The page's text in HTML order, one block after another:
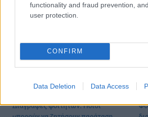
functionality and fraud prevention,
user protection.
CONFIRM
Data Deletion Data Access
Διαγραφές φοιτητών: Ποιοί